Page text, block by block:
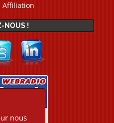
Affiliation
NOUS !
nous